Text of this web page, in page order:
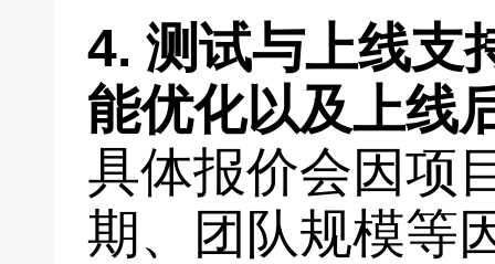
4. 测试与上线支
能优化以及上线
具体报价会因项
期、团队规模等